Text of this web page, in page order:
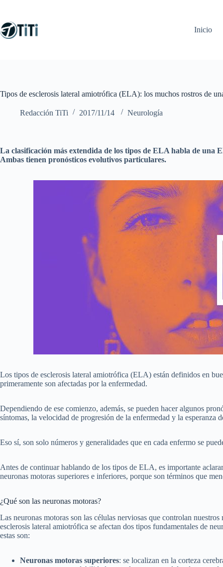
contenido
Inicio
Tipos de esclerosis lateral amiotrófica (ELA): los muchos rostros de
Redacción TiTi 2017/11/14 Neurología
La clasificación más extendida de los tipos de ELA habla de
Ambas tienen pronósticos evolutivos particulares.
Los tipos de esclerosis lateral amiotrófica (ELA) están definidos en
primeramente son afectadas por la enfermedad.
Dependiendo de ese comienzo, además, se pueden hacer algunos
síntomas, la velocidad de progresión de la enfermedad y la esperanza
Eso sí, son solo números y generalidades que en cada enfermo se
Antes de continuar hablando de los tipos de ELA, es importante
neuronas motoras superiores e inferiores, porque son términos que
¿Qué son las neuronas motoras?
Las neuronas motoras son las células nerviosas que controlan
esclerosis lateral amiotrófica se afectan dos tipos fundamentales de
estas son:
Neuronas motoras superiores: se localizan en la corteza